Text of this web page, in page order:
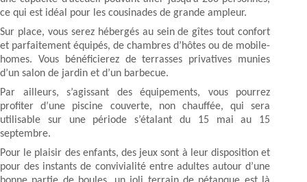
ce qui est idéal pour les cousinades de grande ampleur.
Sur place, vous serez hébergés au sein de gîtes tout confort
et parfaitement équipés, de chambres d’hôtes ou de mobile-
homes. Vous bénéficierez de terrasses privatives munies
d’un salon de jardin et d’un barbecue.
Par ailleurs, s’agissant des équipements, vous pourrez
profiter d’une piscine couverte, non chauffée, qui sera
utilisable sur une période s’étalant du 15 mai au 15
septembre.
Pour le plaisir des enfants, des jeux sont à leur disposition et
pour des instants de convivialité entre adultes autour d’une